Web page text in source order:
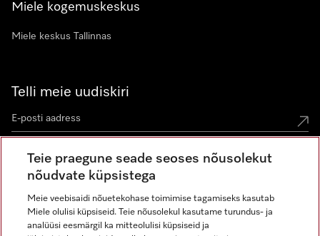
Miele kogemuskeskus
Miele keskus Tallinnas
Telli meie uudiskiri
Miele Instagramis
Miele Facebookis
Miele Youtube'is
Teie praegune seade seoses nõusolekut
nõudvate küpsistega
Meie veebisaidi nõuetekohase toimimise tagamiseks kasutab
Miele olulisi küpsiseid. Teie nõusolekul kasutame turundus- ja
analüüsi eesmärgil ka mitteolulisi küpsiseid ja